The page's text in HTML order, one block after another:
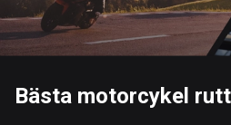
Storbritannien
115548 rutter
Bästa motorcykel